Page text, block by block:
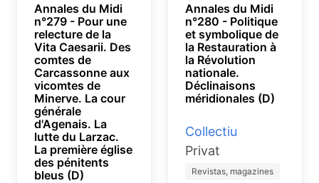
Annales du Midi
n°279 - Pour une
relecture de la
Vita Caesarii. Des
comtes de
Carcassonne aux
vicomtes de
Minerve. La cour
générale
d'Agenais. La
lutte du Larzac.
La première église
des pénitents
bleus (D)
Annales du Midi
n°280 - Politique
et symbolique de
la Restauration à
la Révolution
nationale.
Déclinaisons
méridionales (D)
Collectiu
Privat
Revistas, magazines